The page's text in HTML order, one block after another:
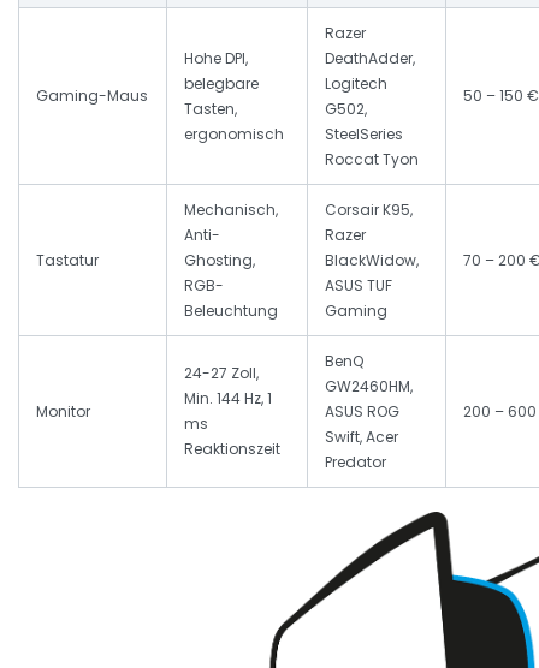
Gaming-Maus
Hohe DPI,
belegbare
Tasten,
ergonomisch
Razer
DeathAdder,
Logitech
G502,
SteelSeries
Roccat Tyon
50 – 150 €
Tastatur
Mechanisch,
Anti-
Ghosting,
RGB-
Beleuchtung
Corsair K95,
Razer
BlackWidow,
ASUS TUF
Gaming
70 – 200
Monitor
24-27 Zoll,
Min. 144 Hz, 1
ms
Reaktionszeit
BenQ
GW2460HM,
ASUS ROG
Swift, Acer
Predator
200 –